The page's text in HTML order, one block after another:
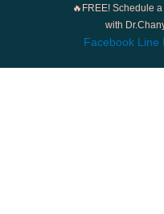
🔥FREE! Schedule
with
Facebook Line